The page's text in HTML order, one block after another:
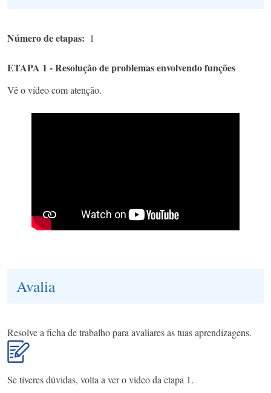
Número de etapas 1
ETAPA 1 - Resolução de problemas envolvendo funções
Vê o vídeo com atenção.
Avalia
Resolve a ficha de trabalho para avaliares as tuas aprendizagens.
Se tiveres dúvidas, volta a ver o vídeo da etapa 1.